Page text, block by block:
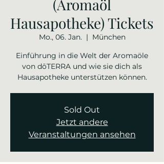
(Aromaöl
Hausapotheke) Tickets
Mo., 06. Jan.
  |
München
Einführung in die Welt der Aromaöle
von dōTERRA und wie sie dich als
Hausapotheke unterstützen können.
Sold Out
Jetzt andere
Veranstaltungen ansehen